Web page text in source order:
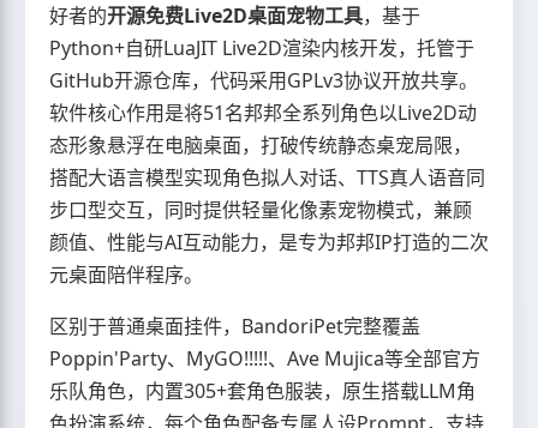
好者的开源免费Live2D桌面宠物工具，基于
Python+自研LuaJIT Live2D渲染内核开发，托管于
GitHub开源仓库，代码采用GPLv3协议开放共享。
软件核心作用是将51名邦邦全系列角色以Live2D动
态形象悬浮在电脑桌面，打破传统静态桌宠局限，
搭配大语言模型实现角色拟人对话、TTS真人语音同
步口型交互，同时提供轻量化像素宠物模式，兼顾
颜值、性能与AI互动能力，是专为邦邦IP打造的二次
元桌面陪伴程序。
区别于普通桌面挂件，BandoriPet完整覆盖
Poppin'Party、MyGO!!!!!、Ave Mujica等全部官方
乐队角色，内置305+套角色服装，原生搭载LLM角